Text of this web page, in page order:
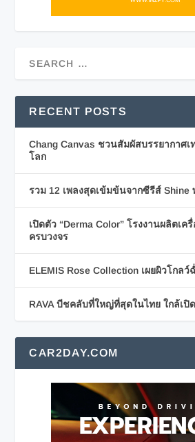
RECENT POSTS
Chang Canvas ชวนสัมผัสบรรยากาศเ
โลก
รวม 12 เพลงสุดเข้มข้นจากซีรีส์ Shine
เปิดตัว “Derma Color” โรงงานผลิตเค
ครบวงจร
ELEMIS Rose Collection เผยผิวโกล
RAVA บีชคลับที่ใหญ่ที่สุดในไทย ใกล้เปิ
CAR2DAY.COM